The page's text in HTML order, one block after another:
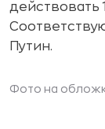
действовать
Путин.
Фото на